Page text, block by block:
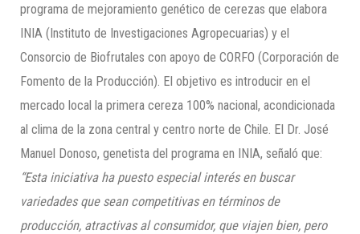
programa de mejoramiento genético de cerezas que elabora
INIA (Instituto de Investigaciones Agropecuarias) y el
Consorcio de Biofrutales con apoyo de CORFO (Corporación de
Fomento de la Producción). El objetivo es introducir en el
mercado local la primera cereza 100% nacional, acondicionada
al clima de la zona central y centro norte de Chile. El Dr. José
Manuel Donoso, genetista del programa en INIA, señaló que:
“Esta iniciativa ha puesto especial interés en buscar
variedades que sean competitivas en términos de
producción, atractivas al consumidor, que viajen bien, pero